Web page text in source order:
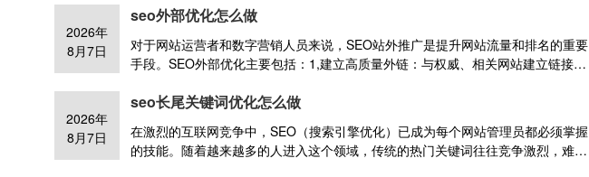
2026年
8月7日
seo外部优化怎么做
对于网站运营者和数字营销人员来说，SEO站外推广是提升网站流量和排名的重要
手段。SEO外部优化主要包括：1,建立高质量外链：与权威、相关网站建立链接，
自然形成外链。3,社交媒体推广：利用社交媒体平台提升品牌曝光，吸引用户访问
2026年
8月7日
seo长尾关键词优化怎么做
在激烈的互联网竞争中，SEO（搜索引擎优化）已成为每个网站管理员都必须掌握
的技能。随着越来越多的人进入这个领域，传统的热门关键词往往竞争激烈，难以